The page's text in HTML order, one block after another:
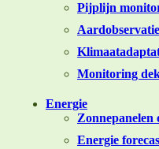
Pijplijn
Monitoring
Energie
Zonnepanelen
Energie